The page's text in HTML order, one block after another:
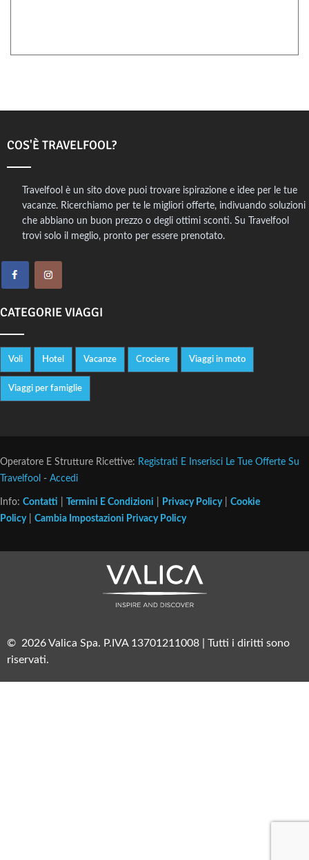
COS'È TRAVELFOOL?
Travelfool è un sito dove puoi trovare ispirazione e idee per le tue
vacanze. Ricerchiamo per te le migliori offerte, indivuando soluzioni
che abbiano un buon prezzo o degli ottimi sconti. Su Travelfool
trovi solo il meglio, pronto per essere prenotato.
CATEGORIE VIAGGI
Voli Hotel Vacanze Crociere Viaggi in moto
Viaggi per famiglie
Operatore E Strutture Ricettive: Registrati E Inserisci Le Tue Offerte Su
Travelfool - Accedi
Info: Contatti Termini E Condizioni Privacy Policy| Cookie
Policy| Cambia Impostazioni Privacy Policy
© 2026 Valica Spa. P.IVA 13701211008 | Tutti i diritti sono
riservati.